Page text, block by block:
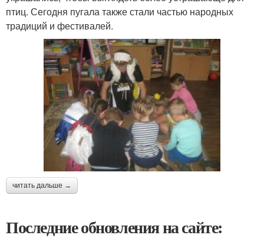
птиц. Сегодня пугала также стали частью народных
традиций и фестивалей.
читать дальше →
Последние обновления на сайте: